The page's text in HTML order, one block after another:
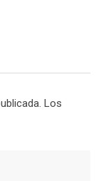
Los